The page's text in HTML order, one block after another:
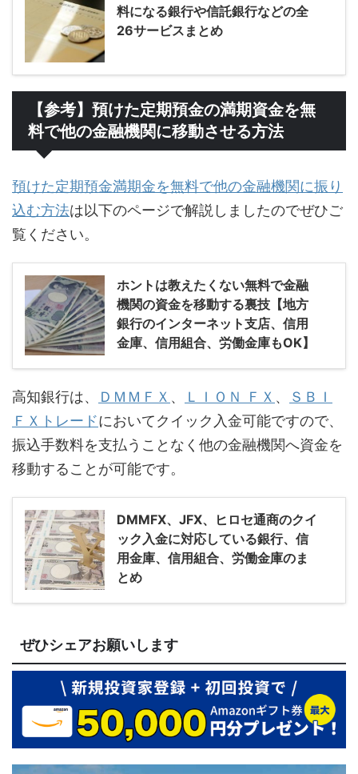
料になる銀行や信託銀行などの全
26サービスまとめ
【参考】預けた定期預金の満期資金を無
料で他の金融機関に移動させる方法
預けた定期預金満期金を無料で他の金融機関に振り
込む方法は以下のページで解説しましたのでぜひご
覧ください。
ホントは教えたくない無料で金融
機関の資金を移動する裏技【地方
銀行のインターネット支店、信用
金庫、信用組合、労働金庫もOK】
高知銀行は、 ＤＭＭＦＸ 、 ＬＩＯＮ ＦＸ 、
ＳＢＩ
ＦＸトレードにおいてクイック入金可能ですので、
振込手数料を支払うことなく他の金融機関へ資金を
移動することが可能です。
DMMFX、JFX、ヒロセ通商のクイ
ック入金に対応している銀行、信
用金庫、信用組合、労働金庫のま
とめ
ぜひシェアお願いします